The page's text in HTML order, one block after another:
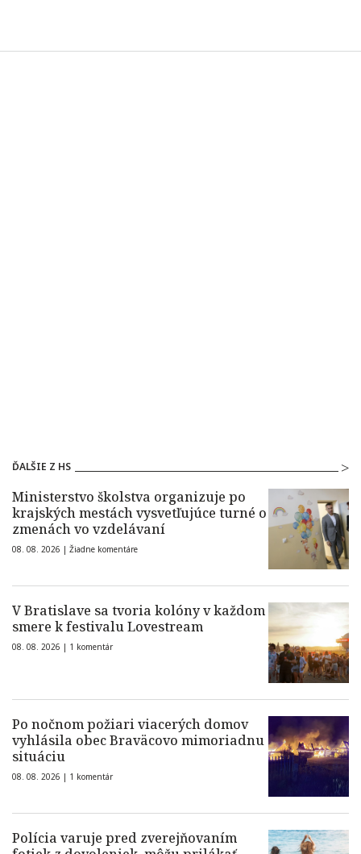
ĎALŠIE Z HS
Ministerstvo školstva organizuje po
krajských mestách vysvetľujúce turné o
zmenách vo vzdelávaní
08. 08. 2026 | Žiadne komentáre
V Bratislave sa tvoria kolóny v každom
smere k festivalu Lovestream
08. 08. 2026 | 1 komentár
Po nočnom požiari viacerých domov
vyhlásila obec Braväcovo mimoriadnu
situáciu
08. 08. 2026 | 1 komentár
Polícia varuje pred zverejňovaním